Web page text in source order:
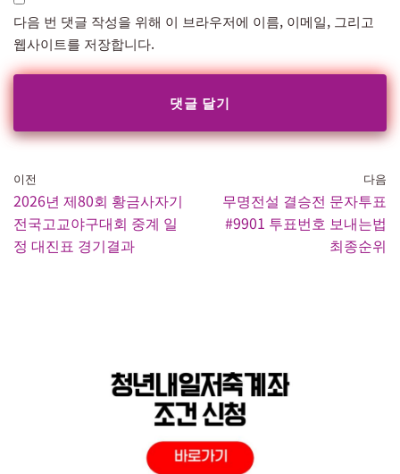
다음 번 댓글 작성을 위해 이 브라우저에 이름, 이메일, 그리고
웹사이트를 저장합니다.
이전
2026년 제80회 황금사자기
전국고교야구대회 중계 일
정 대진표 경기결과
다음
무명전설 결승전 문자투표
#9901 투표번호 보내는법
최종순위